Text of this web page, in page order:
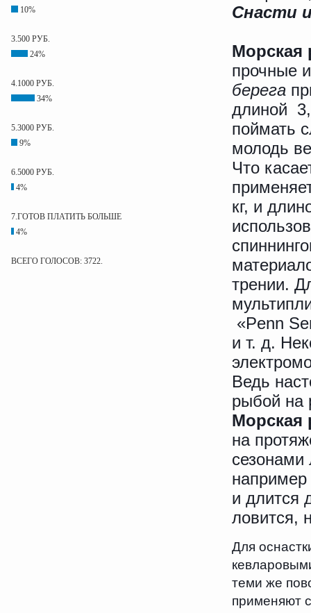
10%
3.500 РУБ.
24%
4.1000 РУБ.
34%
5.3000 РУБ.
9%
6.5000 РУБ.
4%
7.ГОТОВ ПЛАТИТЬ БОЛЬШЕ
4%
ВСЕГО ГОЛОСОВ: 3722.
Снасти
Морская
прочные
берега
длиной
поймать
молодь
Что
кг, и
трении.
«Penn
и т. д.
Ведь
рыбой на
Морская
на
сезонами
например
и длится
ловится,
Для
теми же
применяют